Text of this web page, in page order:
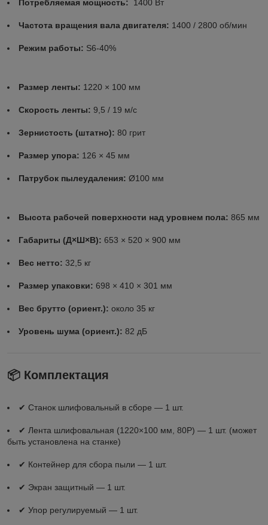
Потребляемая мощность: 1400 Вт
Частота вращения вала двигателя: 1400 / 2800 об/мин
Режим работы: S6‑40%
Размер ленты: 1220 × 100 мм
Скорость ленты: 9,5 / 19 м/с
Зернистость (штатно): 80 грит
Размер упора: 126 × 45 мм
Патрубок пылеудаления: Ø100 мм
Высота рабочей поверхности над уровнем пола: 865 мм
Габариты (Д×Ш×В): 653 × 520 × 900 мм
Вес нетто: 32,5 кг
Размер упаковки: 698 × 410 × 301 мм
Вес брутто (ориент.): около 35 кг
Уровень шума (ориент.): 82 дБ
📦 Комплектация
✔ Станок шлифовальный в сборе — 1 шт.
✔ Лента шлифовальная (1220×100 мм, 80Р) — 1 шт. (может
быть установлена на станке)
✔ Контейнер для сбора пыли — 1 шт.
✔ Экран защитный — 1 шт.
✔ Упор регулируемый — 1 шт.